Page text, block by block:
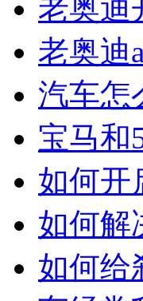
老奥迪
老奥迪
汽车怎
宝马和
如何开
如何解
如何给